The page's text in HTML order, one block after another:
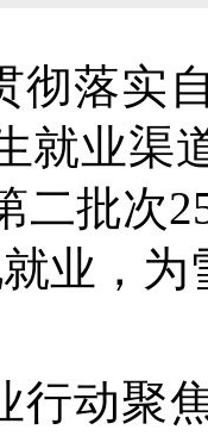
彻落实
就业渠
二批次
业，
行动聚